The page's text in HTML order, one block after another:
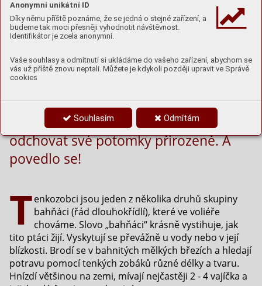
Anonymní unikátní ID
Díky němu příště poznáme, že se jedná o stejné zařízení, a
budeme tak moci přesněji vyhodnotit návštěvnost.
Identifikátor je zcela anonymní.
Vaše souhlasy a odmítnutí si ukládáme do vašeho zařízení, abychom se
vás už příště znovu neptali. Můžete je kdykoli později upravit ve Správě
cookies
Souhlasím Odmítám
Letošní rok byl v bahňáčí voliéře, jak jí
pracovně říkáme, jiný než ty
předchozí. Zkusili jsme totiž nechat
naše tenkozobce opačné vysedět a
odchovat své potomky přirozeně. A
povedlo se!
Tenkozobci jsou jeden z několika druhů skupiny
bahňáci (řád dlouhokřídlí), které ve voliéře
chováme. Slovo „bahňáci“ krásně vystihuje, jak
tito ptáci žijí. Vyskytují se převážně u vody nebo v její
blízkosti. Brodí se v bahnitých mělkých březích a hledají
potravu pomocí tenkých zobáků různé délky a tvaru.
Hnízdí většinou na zemi, mívají nejčastěji 2 - 4 vajíčka a